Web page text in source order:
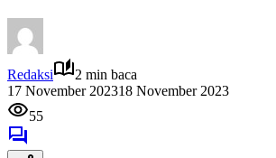
Redaksi
2 min baca
17 November 202318 November 2023
55